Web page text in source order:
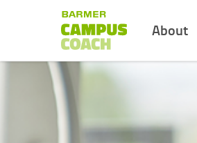
About